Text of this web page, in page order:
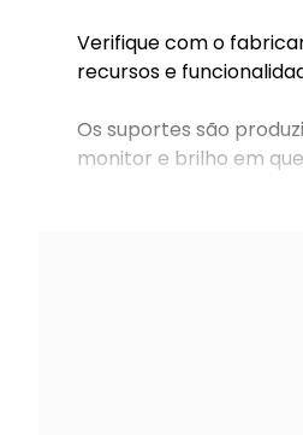
Verifique com o
recursos e
Os suportes são
monitor e brilho em